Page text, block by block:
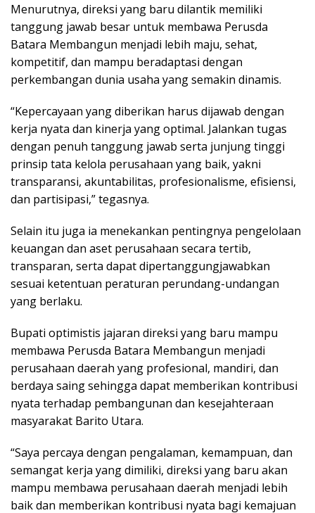
Menurutnya, direksi yang baru dilantik memiliki
tanggung jawab besar untuk membawa Perusda
Batara Membangun menjadi lebih maju, sehat,
kompetitif, dan mampu beradaptasi dengan
perkembangan dunia usaha yang semakin dinamis.
“Kepercayaan yang diberikan harus dijawab dengan
kerja nyata dan kinerja yang optimal. Jalankan tugas
dengan penuh tanggung jawab serta junjung tinggi
prinsip tata kelola perusahaan yang baik, yakni
transparansi, akuntabilitas, profesionalisme, efisiensi,
dan partisipasi,” tegasnya.
Selain itu juga ia menekankan pentingnya pengelolaan
keuangan dan aset perusahaan secara tertib,
transparan, serta dapat dipertanggungjawabkan
sesuai ketentuan peraturan perundang-undangan
yang berlaku.
Bupati optimistis jajaran direksi yang baru mampu
membawa Perusda Batara Membangun menjadi
perusahaan daerah yang profesional, mandiri, dan
berdaya saing sehingga dapat memberikan kontribusi
nyata terhadap pembangunan dan kesejahteraan
masyarakat Barito Utara.
“Saya percaya dengan pengalaman, kemampuan, dan
semangat kerja yang dimiliki, direksi yang baru akan
mampu membawa perusahaan daerah menjadi lebih
baik dan memberikan kontribusi nyata bagi kemajuan